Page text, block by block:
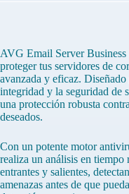
AVG Email Server
proteger tus servidores de
avanzada y eficaz. Diseñado
integridad y la seguridad de
una protección robusta
deseados.
Con un potente motor
realiza un análisis en tiempo
entrantes y salientes,
amenazas antes de que